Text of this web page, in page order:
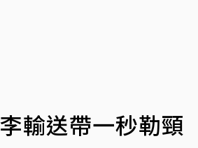
輸送帶一秒勒頸